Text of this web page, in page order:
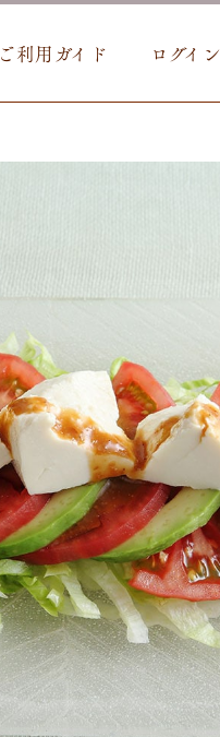
ご利用ガイド ログイン